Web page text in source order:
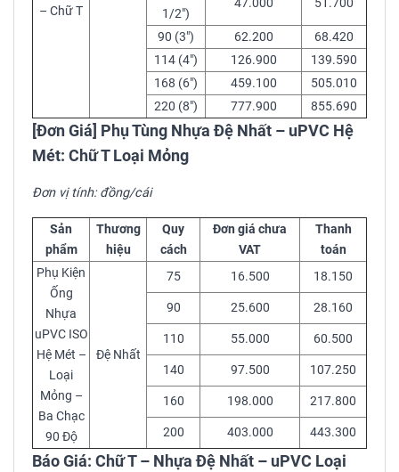
– Chữ T
1/2″)
47.000 51.700
90 (3″) 62.200
68.420
114 (4″)
126.900
139.590
168 (6″)
459.100
505.010
220 (8″)
777.900 855.690
[Đơn Giá] Phụ Tùng Nhựa Đệ Nhất – uPVC Hệ
Mét: Chữ T Loại Mỏng
Đơn vị tính: đồng/cái
Sản
phẩm
Thương
hiệu
Quy
cách
Đơn giá chưa
VAT
Thanh
toán
Phụ Kiện
Ống
Nhựa
uPVC ISO
Hệ Mét –
Loại
Mỏng –
Ba Chạc
90 Độ
Đệ Nhất
75 16.500 18.150
90 25.600 28.160
110 55.000 60.500
140 97.500 107.250
160 198.000 217.800
200 403.000 443.300
Báo Giá: Chữ T – Nhựa Đệ Nhất – uPVC Loại